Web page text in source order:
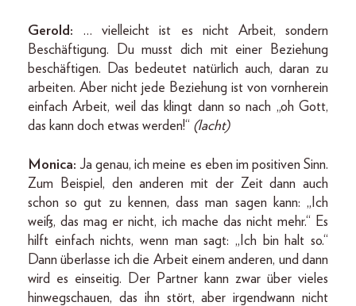
Gerold: … vielleicht ist es nicht Arbeit, sondern
Beschäftigung. Du musst dich mit einer Beziehung
beschäftigen. Das bedeutet natürlich auch, daran zu
arbeiten. Aber nicht jede Beziehung ist von vornherein
einfach Arbeit, weil das klingt dann so nach „oh Gott,
das kann doch etwas werden!“ (lacht)
Monica: Ja genau, ich meine es eben im positiven Sinn.
Zum Beispiel, den anderen mit der Zeit dann auch
schon so gut zu kennen, dass man sagen kann: „Ich
weiß, das mag er nicht, ich mache das nicht mehr.“ Es
hilft einfach nichts, wenn man sagt: „Ich bin halt so.“
Dann überlasse ich die Arbeit einem anderen, und dann
wird es einseitig. Der Partner kann zwar über vieles
hinwegschauen, das ihn stört, aber irgendwann nicht